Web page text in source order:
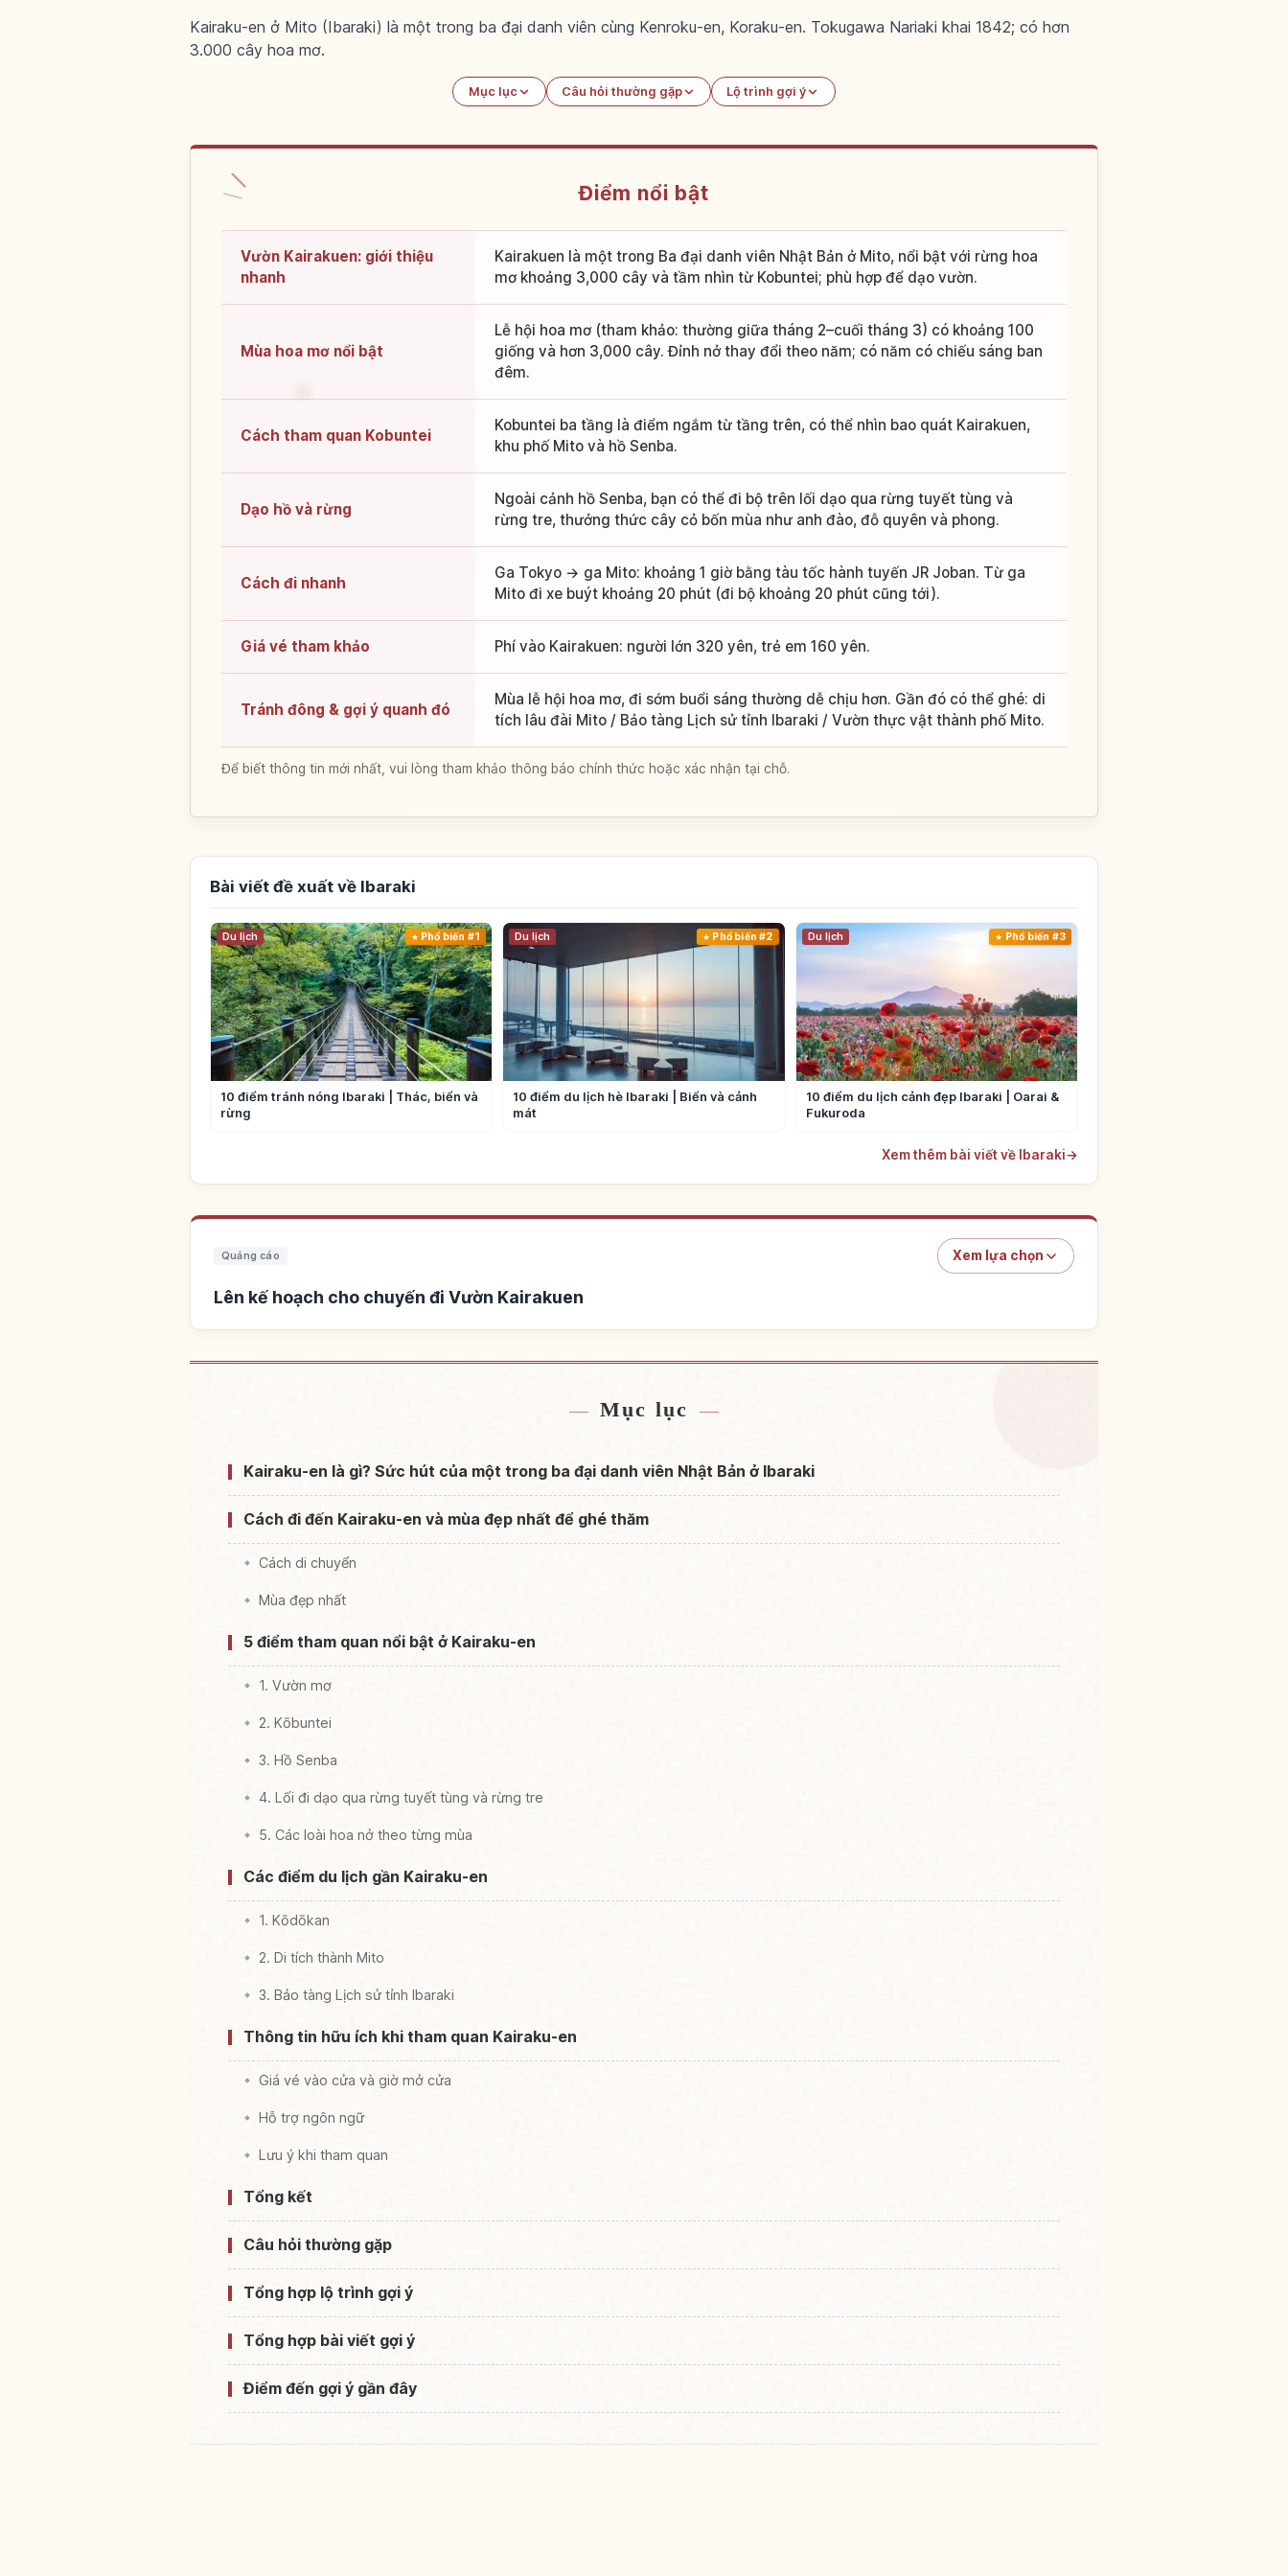
Kairaku-en ở Mito (Ibaraki) là một trong ba đại danh viên cùng Kenroku-en, Koraku-en. Tokugawa Nariaki khai 1842; có hơn
3.000 cây hoa mơ.
Mục lục Câu hỏi thường gặp Lộ trình gợi ý
Điểm nổi bật
Vườn Kairakuen: giới thiệu
nhanh
Kairakuen là một trong Ba đại danh viên Nhật Bản ở Mito, nổi bật với rừng hoa
mơ khoảng 3,000 cây và tầm nhìn từ Kobuntei; phù hợp để dạo vườn.
Mùa hoa mơ nổi bật
Lễ hội hoa mơ (tham khảo: thường giữa tháng 2–cuối tháng 3) có khoảng 100
giống và hơn 3,000 cây. Đỉnh nở thay đổi theo năm; có năm có chiếu sáng ban
đêm.
Cách tham quan Kobuntei
Kobuntei ba tầng là điểm ngắm từ tầng trên, có thể nhìn bao quát Kairakuen,
khu phố Mito và hồ Senba.
Dạo hồ và rừng
Ngoài cảnh hồ Senba, bạn có thể đi bộ trên lối dạo qua rừng tuyết tùng và
rừng tre, thưởng thức cây cỏ bốn mùa như anh đào, đỗ quyên và phong.
Cách đi nhanh
Ga Tokyo → ga Mito: khoảng 1 giờ bằng tàu tốc hành tuyến JR Joban. Từ ga
Mito đi xe buýt khoảng 20 phút (đi bộ khoảng 20 phút cũng tới).
Giá vé tham khảo Phí vào Kairakuen: người lớn 320 yên, trẻ em 160 yên.
Tránh đông & gợi ý quanh đó
Mùa lễ hội hoa mơ, đi sớm buổi sáng thường dễ chịu hơn. Gần đó có thể ghé: di
tích lâu đài Mito / Bảo tàng Lịch sử tỉnh Ibaraki / Vườn thực vật thành phố Mito.
Để biết thông tin mới nhất, vui lòng tham khảo thông báo chính thức hoặc xác nhận tại chỗ.
Bài viết đề xuất về Ibaraki
Du lịch Phổ biến #1
10 điểm tránh nóng Ibaraki | Thác, biển và
rừng
Du lịch Phổ biến #2
10 điểm du lịch hè Ibaraki | Biển và cảnh
mát
Du lịch Phổ biến #3
10 điểm du lịch cảnh đẹp Ibaraki | Oarai &
Fukuroda
Xem thêm bài viết về Ibaraki→
Quảng cáo Xem lựa chọn
Lên kế hoạch cho chuyến đi Vườn Kairakuen
Mục lục
Kairaku-en là gì? Sức hút của một trong ba đại danh viên Nhật Bản ở Ibaraki
Cách đi đến Kairaku-en và mùa đẹp nhất để ghé thăm
Cách di chuyển
Mùa đẹp nhất
5 điểm tham quan nổi bật ở Kairaku-en
1. Vườn mơ
2. Kōbuntei
3. Hồ Senba
4. Lối đi dạo qua rừng tuyết tùng và rừng tre
5. Các loài hoa nở theo từng mùa
Các điểm du lịch gần Kairaku-en
1. Kōdōkan
2. Di tích thành Mito
3. Bảo tàng Lịch sử tỉnh Ibaraki
Thông tin hữu ích khi tham quan Kairaku-en
Giá vé vào cửa và giờ mở cửa
Hỗ trợ ngôn ngữ
Lưu ý khi tham quan
Tổng kết
Câu hỏi thường gặp
Tổng hợp lộ trình gợi ý
Tổng hợp bài viết gợi ý
Điểm đến gợi ý gần đây